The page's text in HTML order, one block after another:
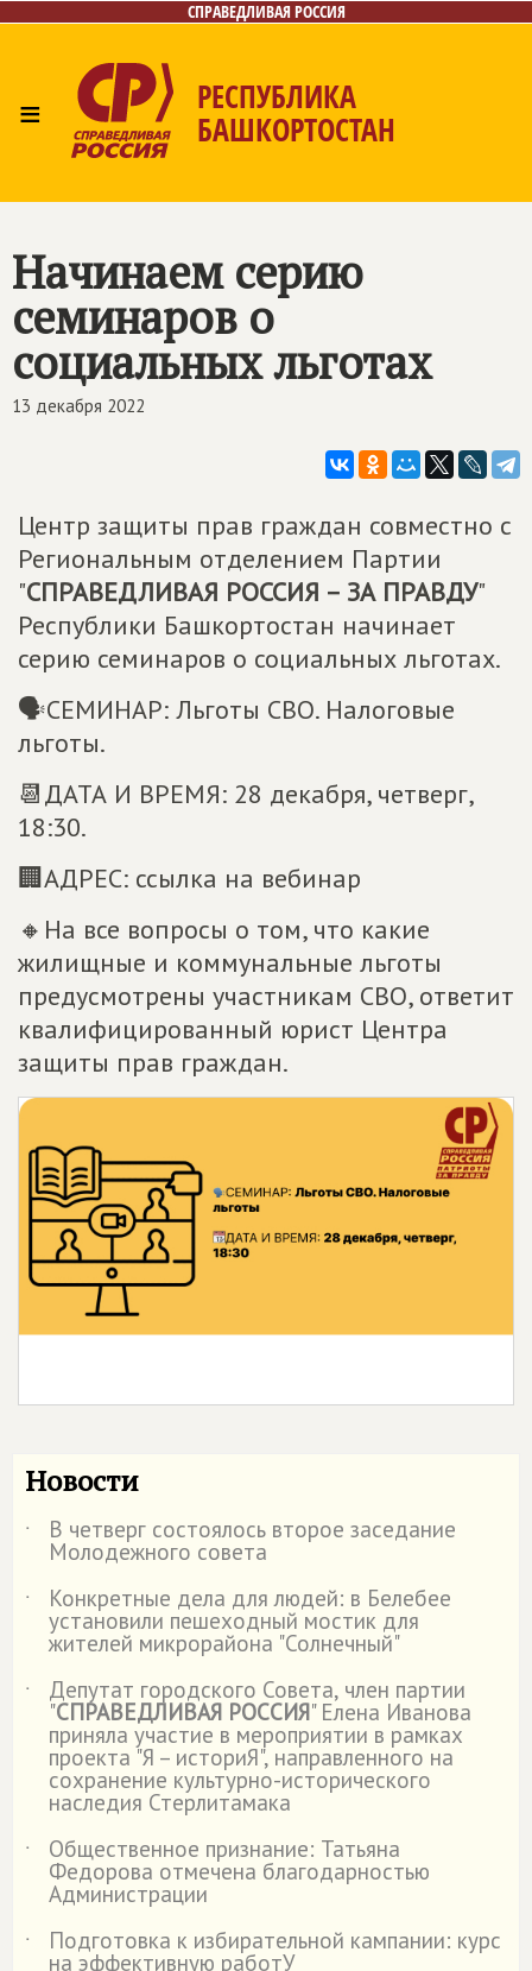
СПРАВЕДЛИВАЯ РОССИЯ
≡ РЕСПУБЛИКА
БАШКОРТОСТАН
Начинаем серию
семинаров о
социальных льготах
13 декабря 2022
Центр защиты прав граждан совместно с
Региональным отделением Партии
"СПРАВЕДЛИВАЯ РОССИЯ – ЗА ПРАВДУ"
Республики Башкортостан начинает
серию семинаров о социальных льготах.
🗣СЕМИНАР: Льготы СВО. Налоговые
льготы.
📆ДАТА И ВРЕМЯ: 28 декабря, четверг,
18:30.
🏢АДРЕС: ссылка на вебинар
🔸На все вопросы о том, что какие
жилищные и коммунальные льготы
предусмотрены участникам СВО, ответит
квалифицированный юрист Центра
защиты прав граждан.
Новости
˙ В четверг состоялось второе заседание
Молодежного совета
˙
Конкретные дела для людей: в Белебее
установили пешеходный мостик для
жителей микрорайона "Солнечный"
˙
Депутат городского Совета, член партии
"СПРАВЕДЛИВАЯ РОССИЯ" Елена Иванова
приняла участие в мероприятии в рамках
проекта "Я – историЯ", направленного на
сохранение культурно-исторического
наследия Стерлитамака
˙
Общественное признание: Татьяна
Федорова отмечена благодарностью
Администрации
˙
Подготовка к избирательной кампании: курс
на эффективную работУ